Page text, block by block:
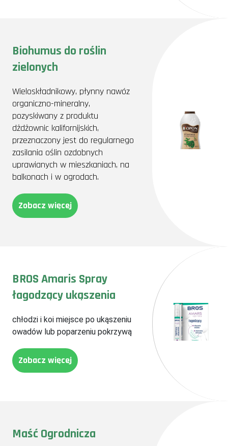
Biohumus do roślin
zielonych
Wieloskładnikowy, płynny nawóz
organiczno-mineralny,
pozyskiwany z produktu
dżdżownic kalifornijskich,
przeznaczony jest do regularnego
zasilania oślin ozdobnych
uprawianych w mieszkaniach, na
balkonach i w ogrodach.
Zobacz więcej
BROS Amaris Spray
łagodzący ukąszenia
chłodzi i koi miejsce po ukąszeniu
owadów lub poparzeniu pokrzywą
Zobacz więcej
Maść Ogrodnicza